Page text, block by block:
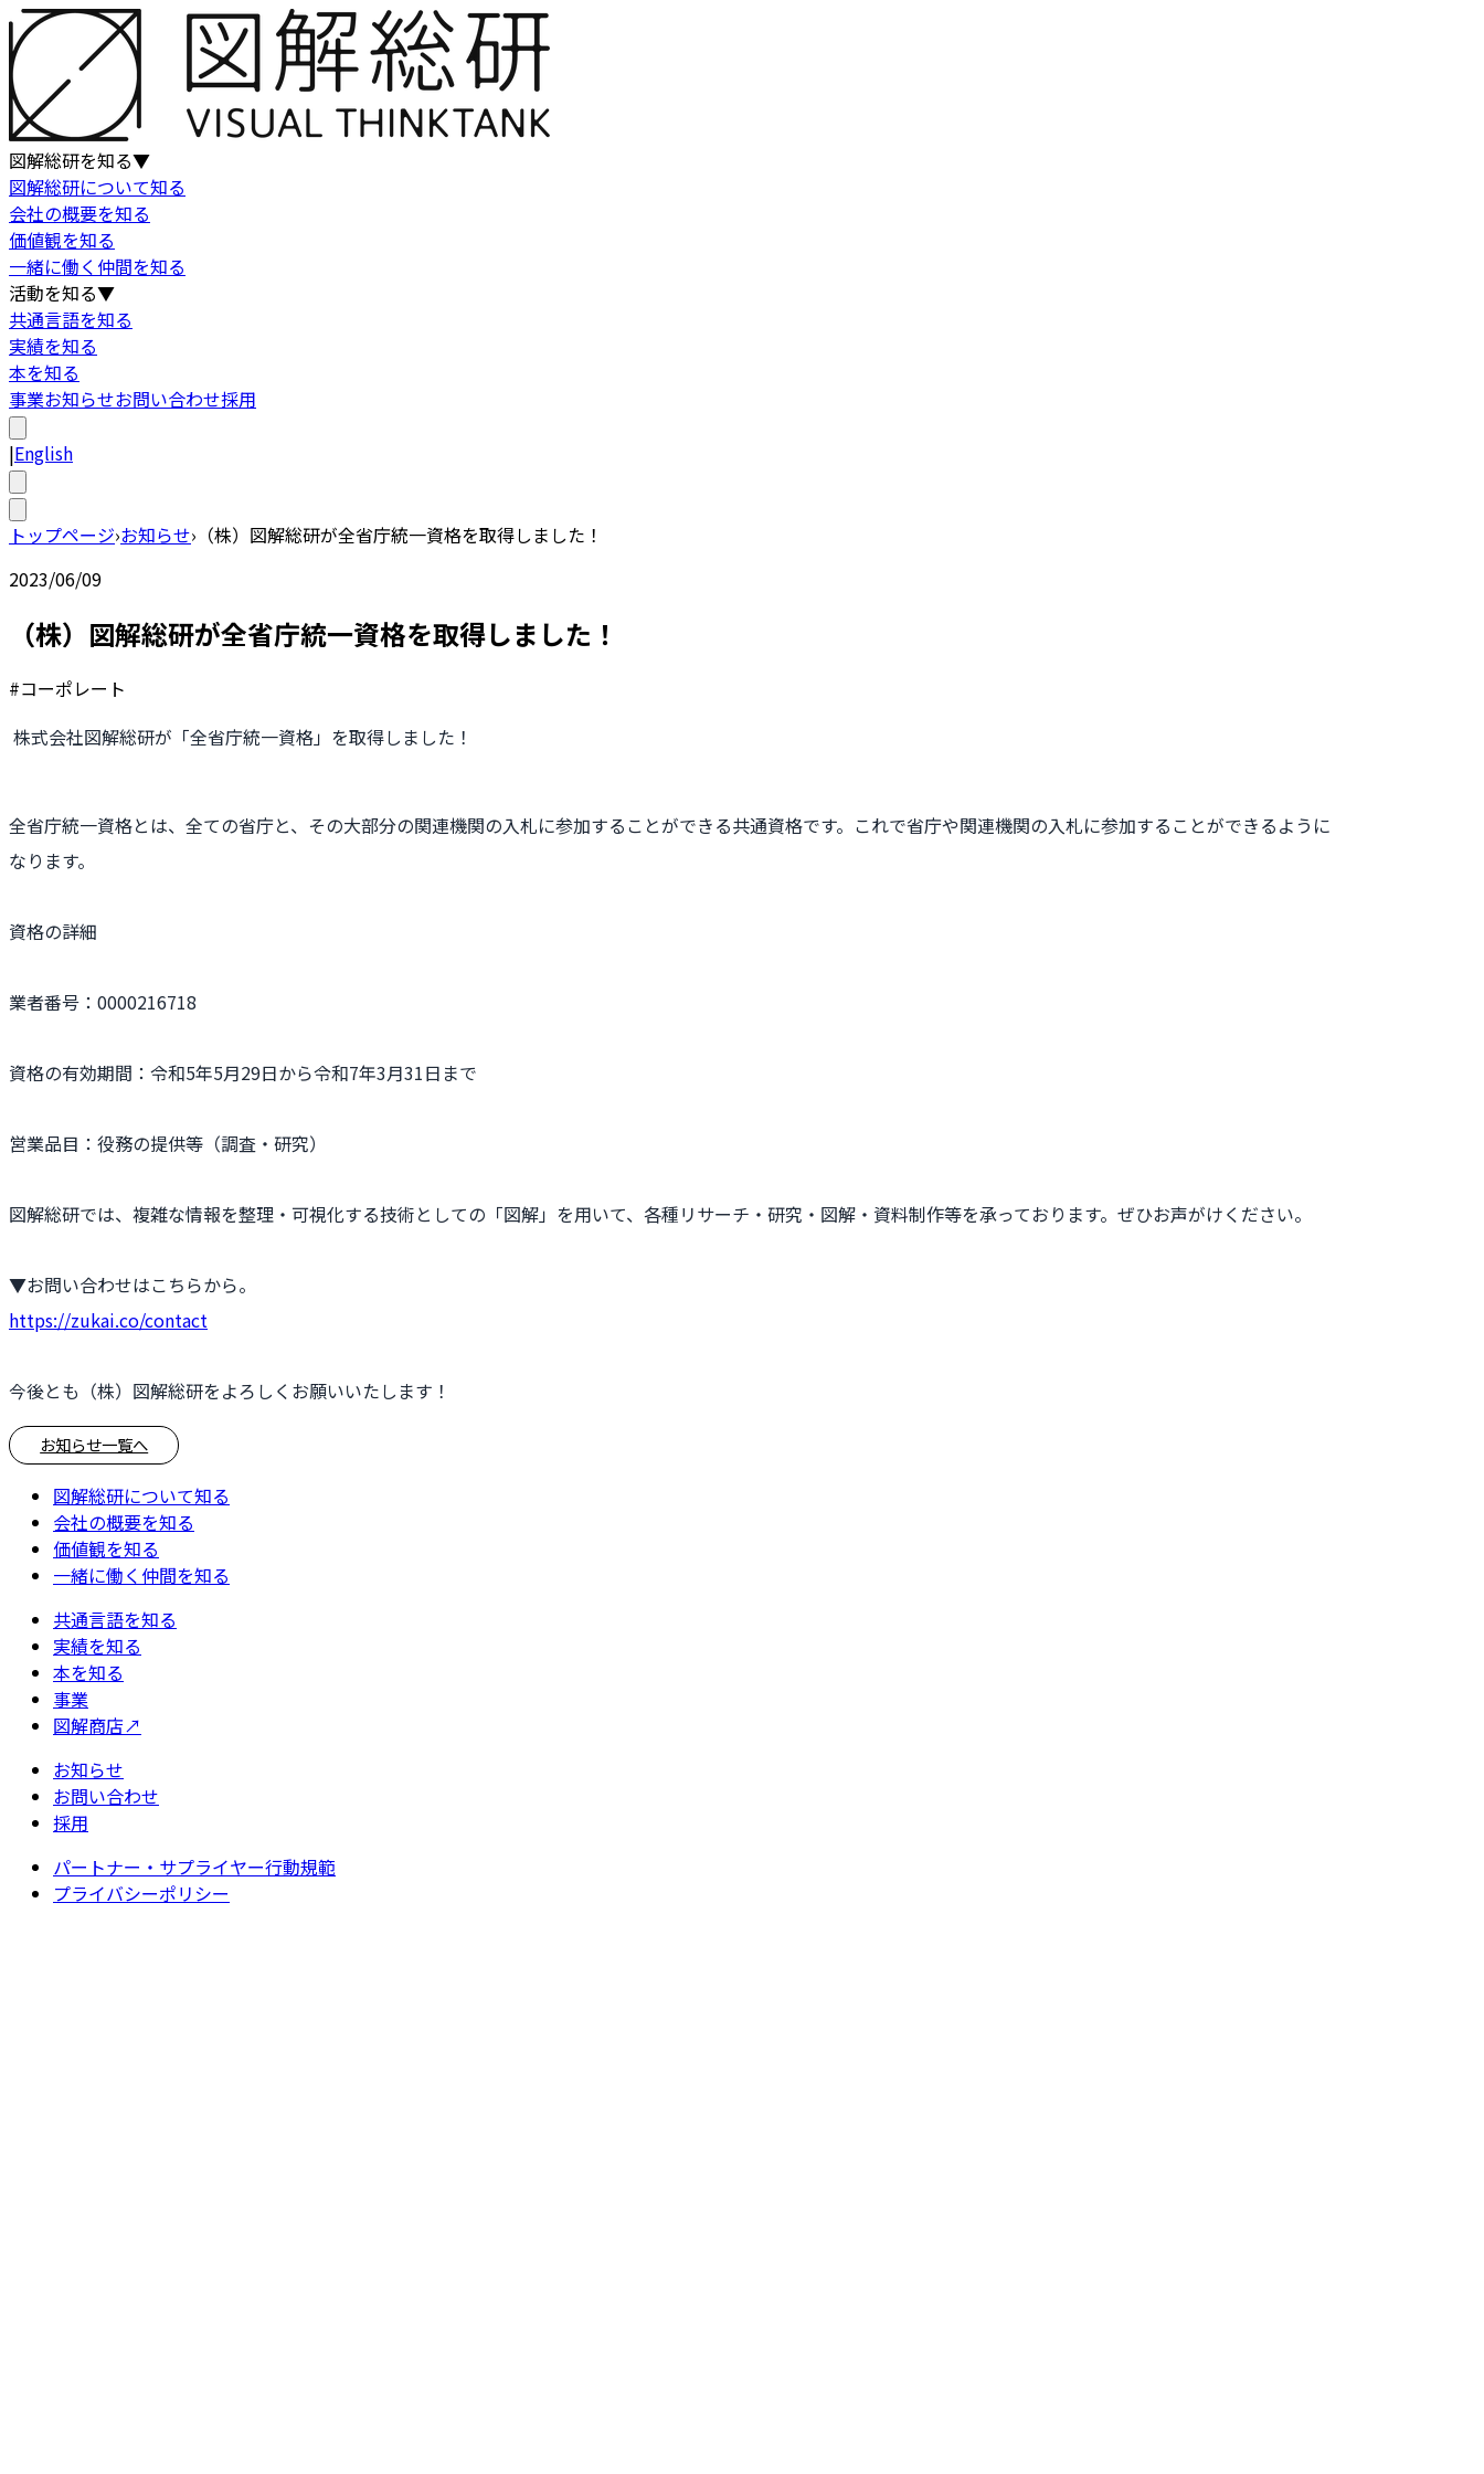
図解総研を知る▼
図解総研について知る
会社の概要を知る
価値観を知る
一緒に働く仲間を知る
活動を知る▼
共通言語を知る
実績を知る
本を知る
事業お知らせお問い合わせ採用
|English
トップページ›お知らせ› （株）図解総研が全省庁統一資格を取得しました！
2023/06/09
（株）図解総研が全省庁統一資格を取得しました！
#コーポレート
株式会社図解総研が「全省庁統一資格」を取得しました！
全省庁統一資格とは、全ての省庁と、その大部分の関連機関の入札に参加することができる共通資格です。これで省庁や関連機関の入札に参加することができるように
なります。
資格の詳細
業者番号：0000216718
資格の有効期間：令和5年5月29日から令和7年3月31日まで
営業品目：役務の提供等（調査・研究）
図解総研では、複雑な情報を整理・可視化する技術としての「図解」を用いて、各種リサーチ・研究・図解・資料制作等を承っております。ぜひお声がけください。
▼お問い合わせはこちらから。
https://zukai.co/contact
今後とも（株）図解総研をよろしくお願いいたします！
お知らせ一覧へ
図解総研について知る
会社の概要を知る
価値観を知る
一緒に働く仲間を知る
共通言語を知る
実績を知る
本を知る
事業
図解商店↗
お知らせ
お問い合わせ
採用
パートナー・サプライヤー行動規範
プライバシーポリシー